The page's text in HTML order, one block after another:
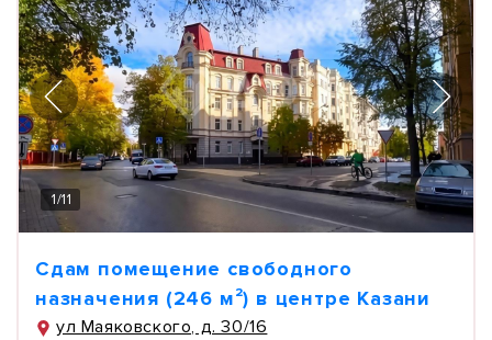
1/11
Сдам помещение свободного
назначения (246 м²) в центре Казани
ул Маяковского, д. 30/16